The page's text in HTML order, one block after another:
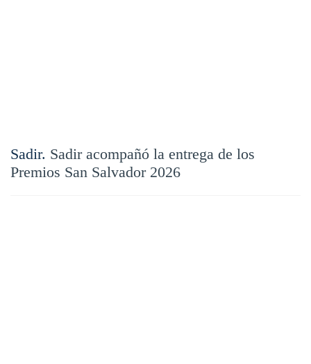
Sadir. Sadir acompañó la entrega de los
Premios San Salvador 2026